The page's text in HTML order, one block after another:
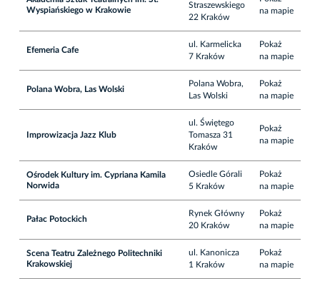
Wyspiańskiego w Krakowie
Straszewskiego
22 Kraków
na mapie
Efemeria Cafe
ul. Karmelicka
7 Kraków
Pokaż
na mapie
Polana Wobra, Las Wolski
Polana Wobra,
Las Wolski
Pokaż
na mapie
Improwizacja Jazz Klub
ul. Świętego
Tomasza 31
Kraków
Pokaż
na mapie
Ośrodek Kultury im. Cypriana Kamila
Norwida
Osiedle Górali
5 Kraków
Pokaż
na mapie
Pałac Potockich
Rynek Główny
20 Kraków
Pokaż
na mapie
Scena Teatru Zależnego Politechniki
Krakowskiej
ul. Kanonicza
1 Kraków
Pokaż
na mapie